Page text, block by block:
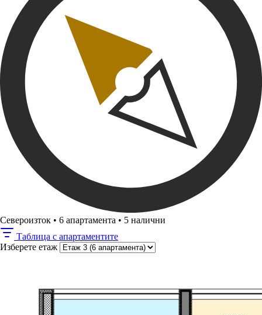
Североизток • 6 апартамента • 5 налични
Таблица с апартаментите
Изберете етаж